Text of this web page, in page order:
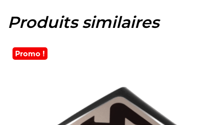
Produits similaires
Promo !